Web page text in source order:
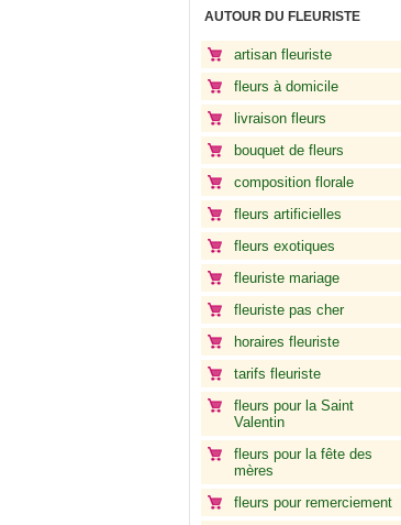
AUTOUR DU FLEURISTE
artisan fleuriste
fleurs à domicile
livraison fleurs
bouquet de fleurs
composition florale
fleurs artificielles
fleurs exotiques
fleuriste mariage
fleuriste pas cher
horaires fleuriste
tarifs fleuriste
fleurs pour la Saint
Valentin
fleurs pour la fête des
mères
fleurs pour remerciement